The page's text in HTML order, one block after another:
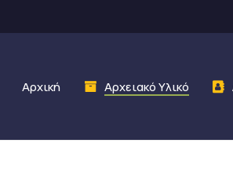
Αρχική Αρχειακό Υλικό